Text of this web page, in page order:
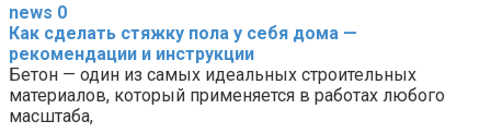
news 0
Как сделать стяжку пола у себя дома —
рекомендации и инструкции
Бетон — один из самых идеальных строительных
материалов, который применяется в работах любого
масштаба,